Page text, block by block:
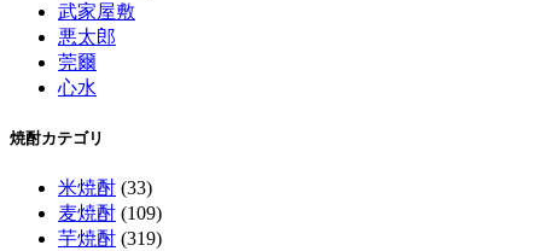
武家屋敷
悪太郎
莞爾
心水
焼酎カテゴリ
米焼酎 (33)
麦焼酎 (109)
芋焼酎 (319)